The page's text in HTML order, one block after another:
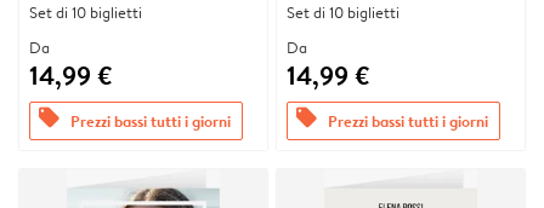
Set di 10 biglietti
Da
14,99 €
offers Prezzi bassi tutti i giorni
Set di 10 biglietti
Da
14,99 €
offers Prezzi bassi tutti i giorni